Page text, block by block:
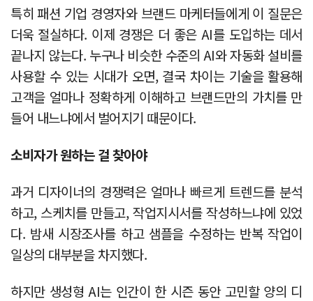
특히 패션 기업 경영자와 브랜드 마케터들에게 이 질문은
더욱 절실하다. 이제 경쟁은 더 좋은 AI를 도입하는 데서
끝나지 않는다. 누구나 비슷한 수준의 AI와 자동화 설비를
사용할 수 있는 시대가 오면, 결국 차이는 기술을 활용해
고객을 얼마나 정확하게 이해하고 브랜드만의 가치를 만
들어 내느냐에서 벌어지기 때문이다.
소비자가 원하는 걸 찾아야
과거 디자이너의 경쟁력은 얼마나 빠르게 트렌드를 분석
하고, 스케치를 만들고, 작업지시서를 작성하느냐에 있었
다. 밤새 시장조사를 하고 샘플을 수정하는 반복 작업이
일상의 대부분을 차지했다.
하지만 생성형 AI는 인간이 한 시즌 동안 고민할 양의 디